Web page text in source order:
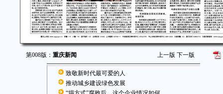
第008版： 重庆新闻 上一版 下一版
致敬新时代最可爱的人
推动城乡建设绿色发展